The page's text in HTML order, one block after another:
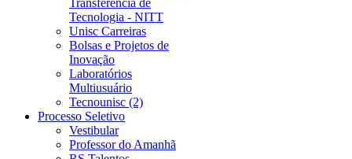
Transferência de
Tecnologia - NITT
Unisc Carreiras
Bolsas e Projetos de
Inovação
Laboratórios
Multiusuário
Tecnounisc (2)
Processo Seletivo
Vestibular
Professor do Amanhã